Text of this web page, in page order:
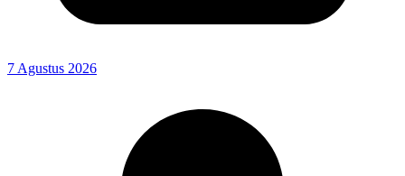
7 Agustus 2026